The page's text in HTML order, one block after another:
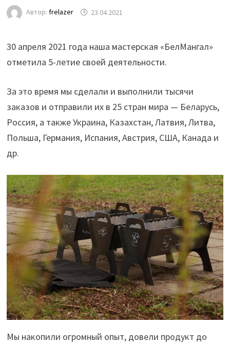
Автор: frelazer 23.04.2021
30 апреля 2021 года наша мастерская «БелМангал»
отметила 5-летие своей деятельности.
За это время мы сделали и выполнили тысячи
заказов и отправили их в 25 стран мира — Беларусь,
Россия, а также Украина, Казахстан, Латвия, Литва,
Польша, Германия, Испания, Австрия, США, Канада и
др.
Мы накопили огромный опыт, довели продукт до